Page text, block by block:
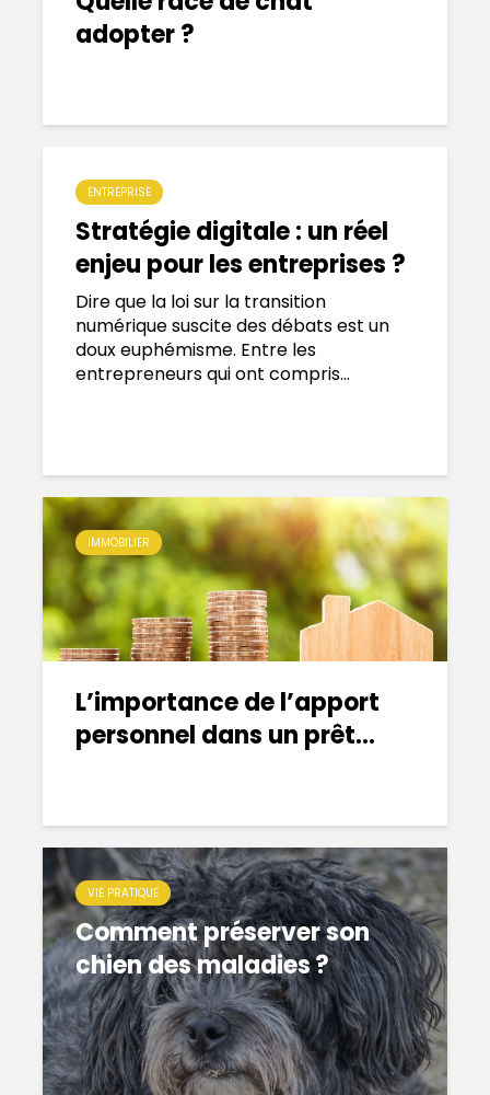
adopter ?
ENTREPRISE
Stratégie digitale : un réel
enjeu pour les entreprises ?
Dire que la loi sur la transition
numérique suscite des débats est un
doux euphémisme. Entre les
entrepreneurs qui ont compris...
IMMOBILIER
L’importance de l’apport
personnel dans un prêt...
VIE PRATIQUE
Comment préserver son
chien des maladies ?